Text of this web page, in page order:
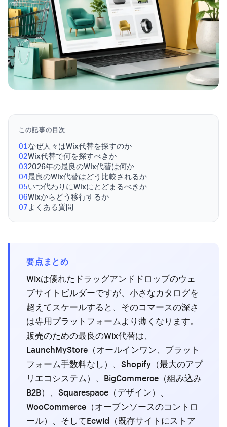
この記事の目次
01なぜ人々はWix代替を探すのか
02Wix代替で何を探すべきか
032026年の最良のWix代替は何か
04最良のWix代替はどう比較されるか
05いつ代わりにWixにとどまるべきか
06Wixからどう移行するか
07よくある質問
要点まとめ
Wixは優れたドラッグアンドドロップのウェ
ブサイトビルダーですが、小さなカタログを
超えてスケールすると、そのコマースの深さ
は専用プラットフォームより薄くなります。
販売のための最良のWix代替は、
LaunchMyStore（オールインワン、プラット
フォーム手数料なし）、Shopify（最大のアプ
リエコシステム）、BigCommerce（組み込み
B2B）、Squarespace（デザイン）、
WooCommerce（オープンソースのコントロ
ール）、そしてEcwid（既存サイトにストア